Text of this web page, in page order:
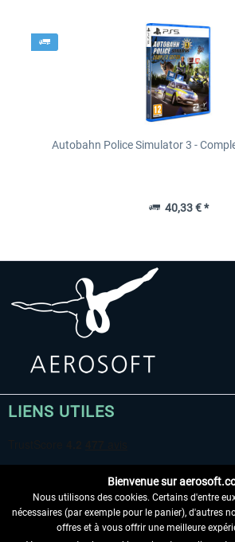
Autobahn Police Simulator 3 -
40,33 € *
LIENS UTILES
Bienvenue sur
Nous utilisons des cookies. Certains d'entre
nécessaires (par exemple pour le panier), d'autres
offres et à vous offrir une meilleure